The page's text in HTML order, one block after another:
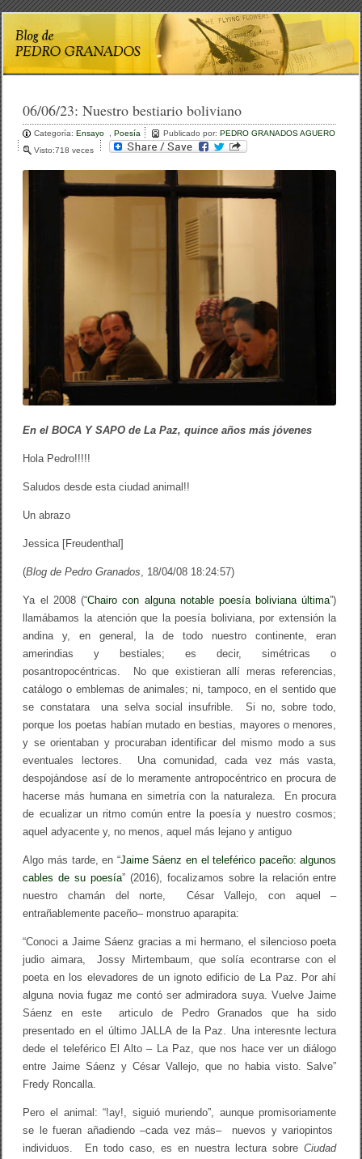
06/06/23:Nuestro bestiario boliviano
Categoría:Ensayo ,Poesía Publicado por:PEDRO GRANADOS AGUERO
Visto:718 veces
En el BOCA Y SAPO de La Paz, quince años más jóvenes
Hola Pedro!!!!!
Saludos desde esta ciudad animal!!
Un abrazo
Jessica [Freudenthal]
(Blog de Pedro Granados, 18/04/08 18:24:57)
Ya el 2008 (“Chairo con alguna notable poesía boliviana última”)
llamábamos la atención que la poesía boliviana, por extensión la
andina y, en general, la de todo nuestro continente, eran
amerindias y bestiales; es decir, simétricas o
posantropocéntricas. No que existieran allí meras referencias,
catálogo o emblemas de animales; ni, tampoco, en el sentido que
se constatara una selva social insufrible. Si no, sobre todo,
porque los poetas habían mutado en bestias, mayores o menores,
y se orientaban y procuraban identificar del mismo modo a sus
eventuales lectores. Una comunidad, cada vez más vasta,
despojándose así de lo meramente antropocéntrico en procura de
hacerse más humana en simetría con la naturaleza. En procura
de ecualizar un ritmo común entre la poesía y nuestro cosmos;
aquel adyacente y, no menos, aquel más lejano y antiguo
Algo más tarde, en “Jaime Sáenz en el teleférico paceño: algunos
cables de su poesía” (2016), focalizamos sobre la relación entre
nuestro chamán del norte, César Vallejo, con aquel –
entrañablemente paceño– monstruo aparapita:
“Conoci a Jaime Sáenz gracias a mi hermano, el silencioso poeta
judio aimara, Jossy Mirtembaum, que solía econtrarse con el
poeta en los elevadores de un ignoto edificio de La Paz. Por ahí
alguna novia fugaz me contó ser admiradora suya. Vuelve Jaime
Sáenz en este articulo de Pedro Granados que ha sido
presentado en el último JALLA de la Paz. Una interesnte lectura
dede el teleférico El Alto – La Paz, que nos hace ver un diálogo
entre Jaime Sáenz y César Vallejo, que no habia visto. Salve”
Fredy Roncalla.
Pero el animal: “!ay!, siguió muriendo”, aunque promisoriamente
se le fueran añadiendo –cada vez más– nuevos y variopintos
individuos. En todo caso, es en nuestra lectura sobreCiudad